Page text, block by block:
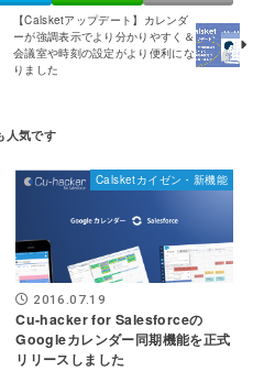
【Calsketアップデート】カレンダ
ーが強調表示でより分かりやすく＆
会議室や時刻の設定がより便利にな
りました
Calsketカイゼン・新機能
2016.07.19
Cu-hacker for Salesforceの
Googleカレンダー同期機能を正式
リリースしました